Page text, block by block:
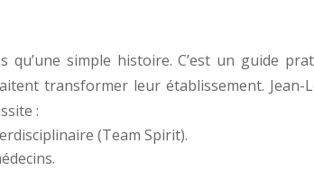
qu’une simple histoire. C’est un guide
transformer leur établissement. Jean-
:
(Team Spirit).